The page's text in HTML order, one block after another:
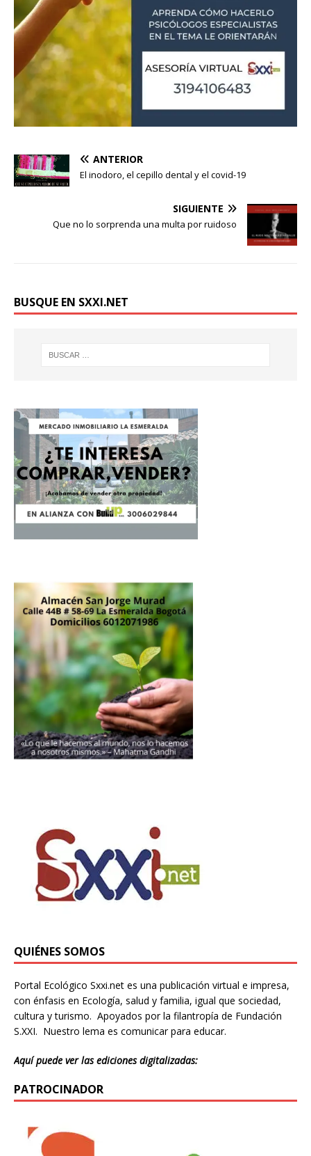
ANTERIOR
El inodoro, el cepillo dental y el covid-19
SIGUIENTE
Que no lo sorprenda una multa por ruidoso
BUSQUE EN SXXI.NET
QUIÉNES SOMOS
Portal Ecológico Sxxi.net es una publicación virtual e impresa,
con énfasis en Ecología, salud y familia, igual que sociedad,
cultura y turismo. Apoyados por la filantropía de Fundación
S.XXI. Nuestro lema es comunicar para educar.
Aquí puede ver las ediciones digitalizadas:
PATROCINADOR
Donación